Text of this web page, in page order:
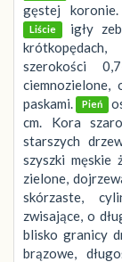
gęstej
Liście igły
szerokości
ciemnozielone,
paskami.
Pień
cm. Kora
starszych
szyszki męskie
zielone,
skórzaste,
zwisające, o
blisko granicy
brązowe,